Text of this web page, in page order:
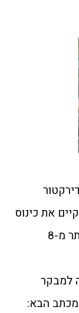
את כינוס
הדירקטוריון שלדבריו כבר לא התכנס יותר מ-8
למבקר
הבא: